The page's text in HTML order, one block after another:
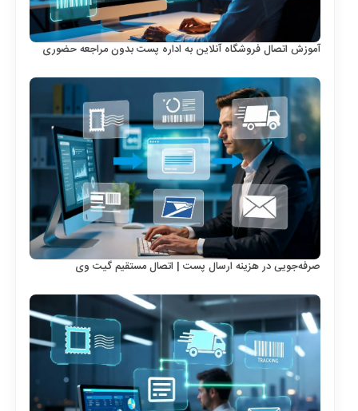
آموزش اتصال فروشگاه آنلاین به اداره پست بدون مراجعه حضوری
صرفه‌جویی در هزینه ارسال پست | اتصال مستقیم گیت وی